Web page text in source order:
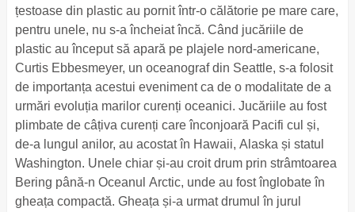
țestoase din plastic au pornit într-o călătorie pe mare care,
pentru unele, nu s-a încheiat încă. Când jucăriile de
plastic au început să apară pe plajele nord-americane,
Curtis Ebbesmeyer, un oceanograf din Seattle, s-a folosit
de importanța acestui eveniment ca de o modalitate de a
urmări evoluția marilor curenți oceanici. Jucăriile au fost
plimbate de câțiva curenți care înconjoară Pacifi cul și,
de-a lungul anilor, au acostat în Hawaii, Alaska și statul
Washington. Unele chiar și-au croit drum prin strâmtoarea
Bering până-n Oceanul Arctic, unde au fost înglobate în
gheața compactă. Gheața și-a urmat drumul în jurul